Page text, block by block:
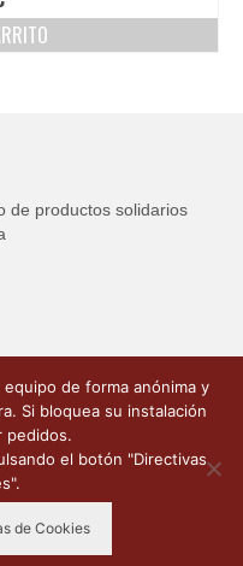
de productos solidarios
de forma anónima y
Si bloquea su instalación
pedidos.
el botón "Directivas
de Cookies